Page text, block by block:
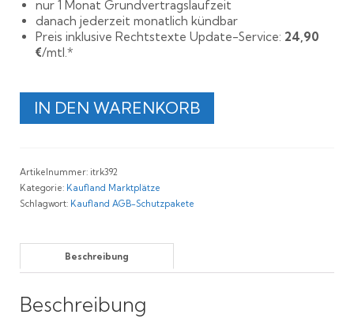
nur 1 Monat Grundvertragslaufzeit
danach jederzeit monatlich kündbar
Preis inklusive Rechtstexte Update-Service: 24,90
€/mtl.*
Rechtssichere
AGB
Tschechien,
Polen,
Frankreich
Italien
IN DEN WARENKORB
Artikelnummer: itrk392
Kategorie: Kaufland Marktplätze
Schlagwort: Kaufland AGB-Schutzpakete
Beschreibung
Beschreibung